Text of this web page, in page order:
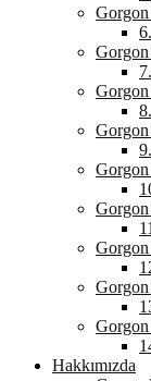
Gorgon
Gorgon
Gorgon
Gorgon
Gorgon
Gorgon
Gorgon
Gorgon
Gorgon
Hakkımızda